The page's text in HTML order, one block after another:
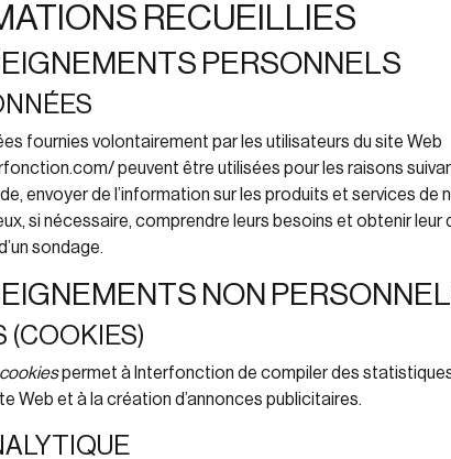
RECUEILLIES
PERSONNELS
fournies volontairement par les utilisateurs du site Web
peuvent être utilisées pour les raisons
envoyer de l’information sur les produits et services de
si nécessaire, comprendre leurs besoins et obtenir
sondage.
NON
(COOKIES)
cookiespermet à Interfonction de compiler des
Web et à la création d’annonces publicitaires.